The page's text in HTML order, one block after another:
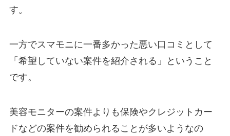
す。
一方でスマモニに一番多かった悪い口コミとして
「希望していない案件を紹介される」ということ
です。
美容モニターの案件よりも保険やクレジットカー
ドなどの案件を勧められることが多いようなの